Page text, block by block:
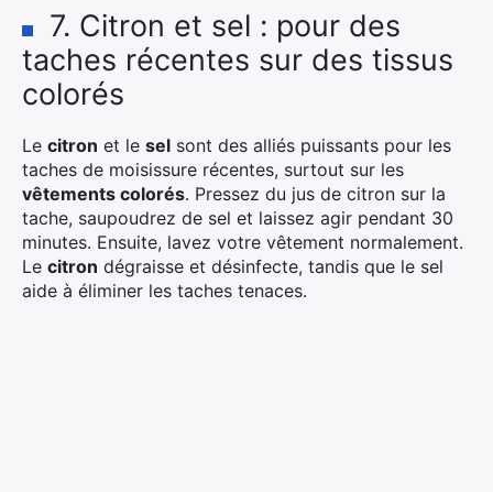
7. Citron et sel : pour des
taches récentes sur des tissus
colorés
Le citron et le sel sont des alliés puissants pour les
taches de moisissure récentes, surtout sur les
vêtements colorés. Pressez du jus de citron sur la
tache, saupoudrez de sel et laissez agir pendant 30
minutes. Ensuite, lavez votre vêtement normalement.
Le citron dégraisse et désinfecte, tandis que le sel
aide à éliminer les taches tenaces.